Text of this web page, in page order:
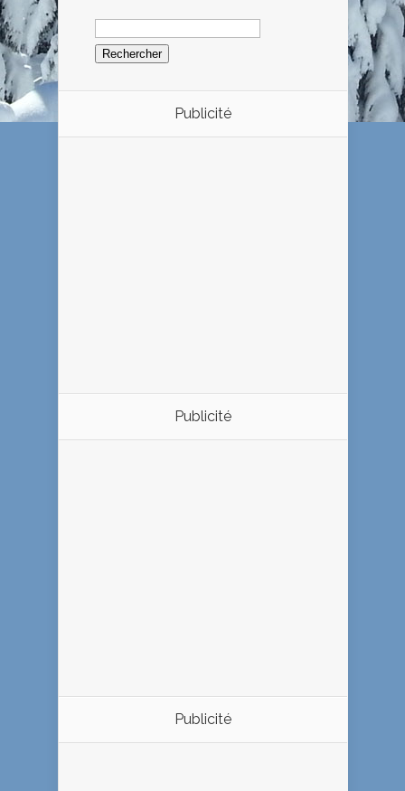
Rechercher :
Publicité
Publicité
Publicité